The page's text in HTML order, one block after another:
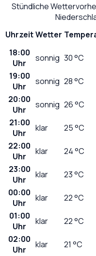
Stündliche
UhrzeitWetter
18:00
Uhr
sonnig 30°C
19:00
Uhr
sonnig 28°C
20:00
Uhr
sonnig 26°C
21:00
Uhr
klar 25°C
22:00
Uhr
klar 24°C
23:00
Uhr
klar 23°C
00:00
Uhr
klar 22°C
01:00
Uhr
klar 22°C
02:00
Uhr
klar 21 °C